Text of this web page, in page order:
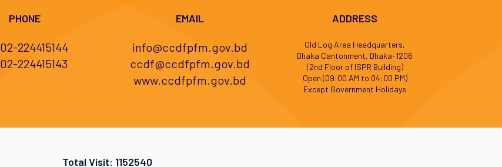
PHONE
02-224415144
02-224415143
EMAIL
info@ccdfpfm.gov.bd
ccdf@ccdfpfm.gov.bd
www.ccdfpfm.gov.bd
ADDRESS
Old Log Area Headquarters,
Dhaka Cantonment, Dhaka-1206
(2nd Floor of ISPR Building)
Open (09:00 AM to 04:00 PM)
Except Government Holidays
Total Visit: 1152540